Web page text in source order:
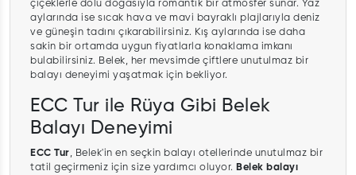
çiçeklerle dolu doğasıyla romantik bir atmosfer sunar. Yaz
aylarında ise sıcak hava ve mavi bayraklı plajlarıyla deniz
ve güneşin tadını çıkarabilirsiniz. Kış aylarında ise daha
sakin bir ortamda uygun fiyatlarla konaklama imkanı
bulabilirsiniz. Belek, her mevsimde çiftlere unutulmaz bir
balayı deneyimi yaşatmak için bekliyor.
ECC Tur ile Rüya Gibi Belek
Balayı Deneyimi
ECC Tur, Belek'in en seçkin balayı otellerinde unutulmaz bir
tatil geçirmeniz için size yardımcı oluyor. Belek balayı